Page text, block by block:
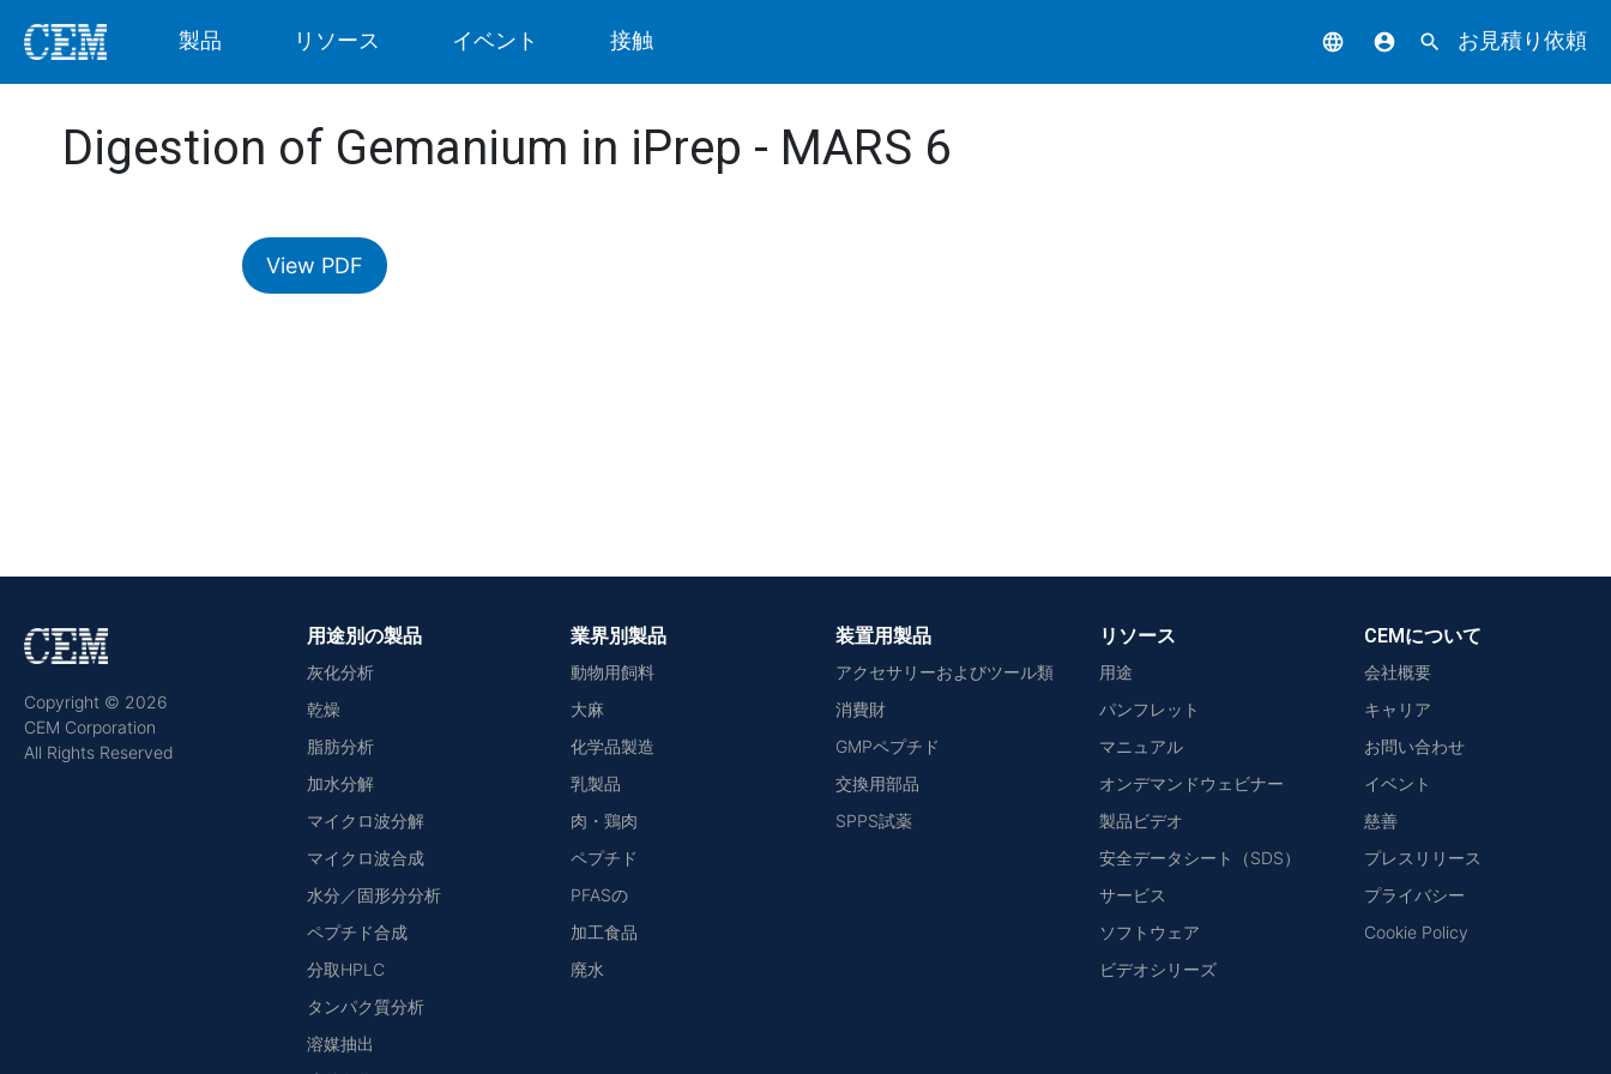
製品 リソース イベント 接触 language account_circle search お見積り依頼
Digestion of Gemanium in iPrep - MARS 6
View PDF
Copyright © 2026
CEM Corporation
All Rights Reserved
用途別の製品
灰化分析
乾燥
脂肪分析
加水分解
マイクロ波分解
マイクロ波合成
水分／固形分分析
ペプチド合成
分取HPLC
タンパク質分析
溶媒抽出
業界別製品
動物用飼料
大麻
化学品製造
乳製品
肉・鶏肉
ペプチド
PFASの
加工食品
廃水
装置用製品
アクセサリーおよびツール類
消費財
GMPペプチド
交換用部品
SPPS試薬
リソース
用途
パンフレット
マニュアル
オンデマンドウェビナー
製品ビデオ
安全データシート（SDS）
サービス
ソフトウェア
ビデオシリーズ
CEMについて
会社概要
キャリア
お問い合わせ
イベント
慈善
プレスリリース
プライバシー
Cookie Policy